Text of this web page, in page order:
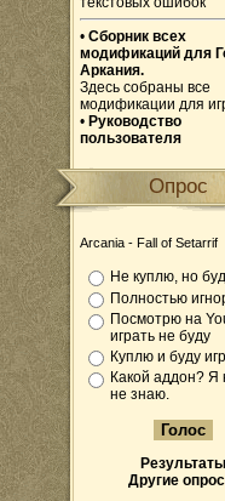
• Сборник всех
модификаций для
Аркания.
Здесь собраны все
модификации для
• Руководство
пользователя
Опрос
Arcania - Fall of Setarrif
Не куплю, но
Полностью
Посмотрю на
играть не буду
Куплю и буду
Какой аддон? Я
не знаю.
Результаты
Другие